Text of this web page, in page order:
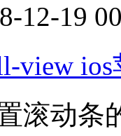
12-19
view
滚动条